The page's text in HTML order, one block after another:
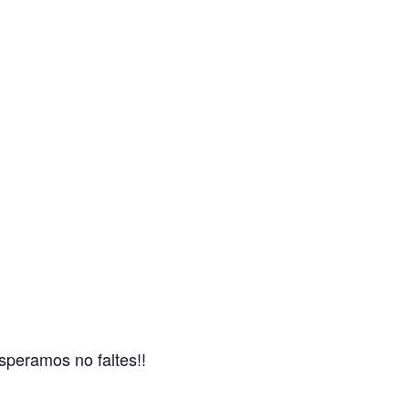
no faltes!!